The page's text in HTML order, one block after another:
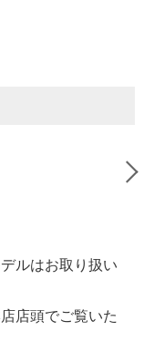
ルはお取り扱い
店頭でご覧いた